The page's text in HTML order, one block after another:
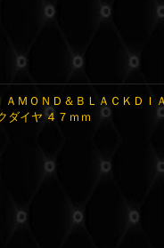
ＡＭＯＮＤ＆ＢＬＡＣＫＤＩ
ダイヤ ４７ｍｍ